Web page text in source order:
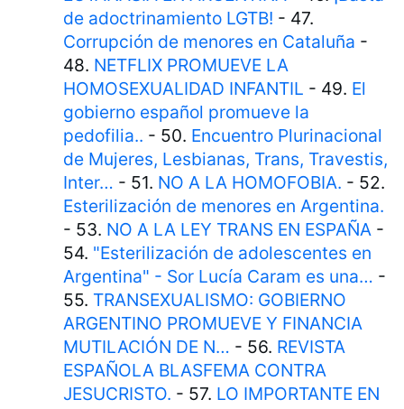
de adoctrinamiento LGTB! - 47.
Corrupción de menores en Cataluña -
48. NETFLIX PROMUEVE LA
HOMOSEXUALIDAD INFANTIL - 49. El
gobierno español promueve la
pedofilia.. - 50. Encuentro Plurinacional
de Mujeres, Lesbianas, Trans, Travestis,
Inter… - 51. NO A LA HOMOFOBIA. - 52.
Esterilización de menores en Argentina.
- 53. NO A LA LEY TRANS EN ESPAÑA -
54. "Esterilización de adolescentes en
Argentina" - Sor Lucía Caram es una… -
55. TRANSEXUALISMO: GOBIERNO
ARGENTINO PROMUEVE Y FINANCIA
MUTILACIÓN DE N… - 56. REVISTA
ESPAÑOLA BLASFEMA CONTRA
JESUCRISTO. - 57. LO IMPORTANTE EN